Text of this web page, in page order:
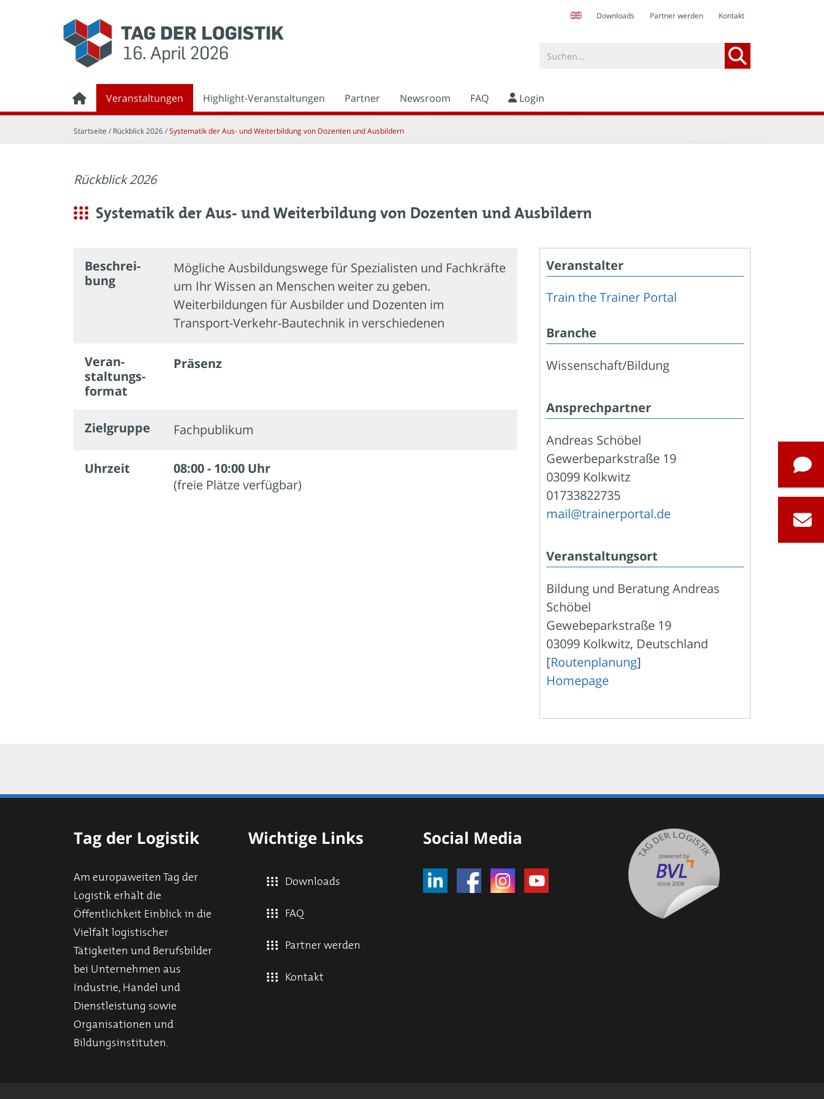
Downloads Partner werden Kontakt
Veranstaltungen Highlight-Veranstaltungen Partner Newsroom FAQ Login
Startseite / Rückblick 2026 /Systematik der Aus- und Weiterbildung von Dozenten und Ausbildern
Rückblick 2026
Systematik der Aus- und Weiterbildung von Dozenten und Ausbildern
Beschrei­
bung
Mögliche Ausbildungswege für Spezialisten und Fachkräfte
um Ihr Wissen an Menschen weiter zu geben.
Weiterbildungen für Ausbilder und Dozenten im
Transport-Verkehr-Bautechnik in verschiedenen
Veran­
staltungs­
format
Präsenz
Zielgruppe Fachpublikum
Uhrzeit
08:00 - 10:00 Uhr
(freie Plätze verfügbar)
Veranstalter
Train the Trainer Portal
Branche
Wissenschaft/Bildung
Ansprechpartner
Andreas Schöbel
Gewerbeparkstraße 19
03099 Kolkwitz
01733822735
mail@trainerportal.de
Veranstaltungsort
Bildung und Beratung Andreas
Schöbel
Gewebeparkstraße 19
03099 Kolkwitz, Deutschland
[Routenplanung]
Homepage
Tag der Logistik
Am europaweiten Tag der
Logistik erhält die
Öffentlichkeit Einblick in die
Vielfalt logistischer
Tätigkeiten und Berufsbilder
bei Unternehmen aus
Industrie, Handel und
Dienstleistung sowie
Organisationen und
Bildungsinstituten.
Wichtige Links
Downloads
FAQ
Partner werden
Kontakt
Social Media